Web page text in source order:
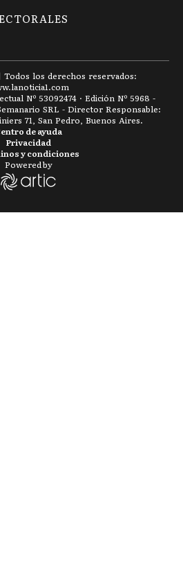
Todos los derechos reservados:
lanoticia1.com
Nº 53092474 · Edición Nº 5968 -
SRL - Director Responsable:
71, San Pedro, Buenos Aires.
y condiciones
Privacidad
de ayuda
Powered by